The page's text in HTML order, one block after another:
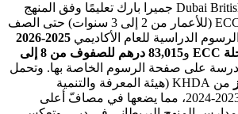
تقدم مدرسة Dubai British School جميرا بارك تعليمًا وفق المنهج
البريطاني من مرحلة ECC (للأعمار من 2 إلى 3 سنوات) حتى الصف
الدراسية للعام الأكاديمي 2025-2026
و
83,015 درهم للصفوف من 8 إلى
على صفحة الرسوم الخاصة بها. وتحمل
من KHDA (هيئة المعرفة والتنمية
البشرية)/DSIB للعام 2023-2024، مما يضعها في مصافّ أعلى